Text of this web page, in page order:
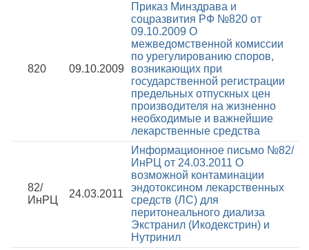
820 09.10.2009
Приказ Минздрава и
соцразвития РФ №820 от
09.10.2009 О
межведомственной комиссии
по урегулированию споров,
возникающих при
государственной регистрации
предельных отпускных цен
производителя на жизненно
необходимые и важнейшие
лекарственные средства
82/
ИнРЦ
24.03.2011
Информационное письмо №82/
ИнРЦ от 24.03.2011 О
возможной контаминации
эндотоксином лекарственных
средств (ЛС) для
перитонеального диализа
Экстранил (Икодекстрин) и
Нутринил